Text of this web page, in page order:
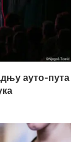
ауто-пута